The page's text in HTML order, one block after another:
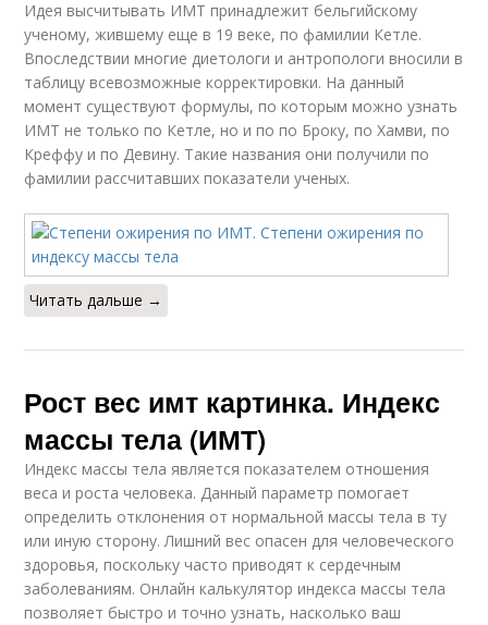
Идея высчитывать ИМТ принадлежит бельгийскому
ученому, жившему еще в 19 веке, по фамилии Кетле.
Впоследствии многие диетологи и антропологи вносили в
таблицу всевозможные корректировки. На данный
момент существуют формулы, по которым можно узнать
ИМТ не только по Кетле, но и по по Броку, по Хамви, по
Креффу и по Девину. Такие названия они получили по
фамилии рассчитавших показатели ученых.
Читать дальше →
Рост вес имт картинка. Индекс
массы тела (ИМТ)
Индекс массы тела является показателем отношения
веса и роста человека. Данный параметр помогает
определить отклонения от нормальной массы тела в ту
или иную сторону. Лишний вес опасен для человеческого
здоровья, поскольку часто приводят к сердечным
заболеваниям. Онлайн калькулятор индекса массы тела
позволяет быстро и точно узнать, насколько ваш